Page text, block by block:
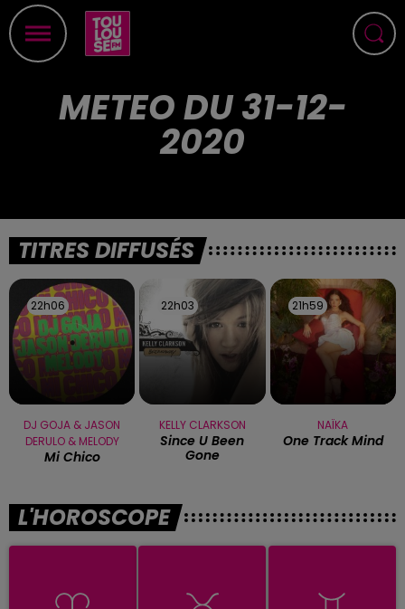
METEO DU 31-12-
2020
TITRES DIFFUSÉS
22h06
22h06
DJ GOJA & JASON
DERULO & MELODY
Mi Chico
22h03
22h03
KELLY CLARKSON
Since U Been
Gone
21h59
21h59
NAÏKA
One Track Mind
L'HOROSCOPE